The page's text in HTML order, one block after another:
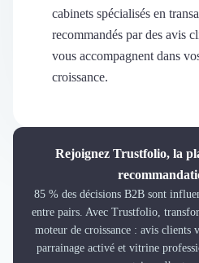
Tarifs
Demander une démo
Formation
Teambuilding
cabinets spécialisés en
recommandés par des avis
vous accompagnent dans
croissance.
Rejoignez Trustfolio, la
85 % des décisions B2B sont
entre pairs. Avec Trustfolio,
moteur de croissance : avis clients
parrainage activé et vitrine